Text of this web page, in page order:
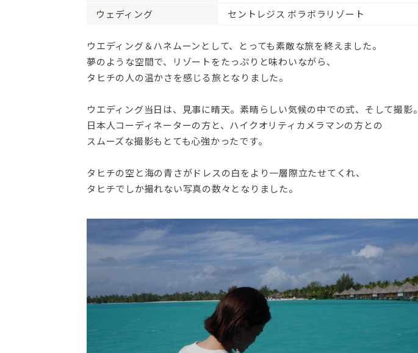
ウェディング セントレジス ボラボラリゾート
ウエディング＆ハネムーンとして、とっても素敵な旅を終えました。
夢のような空間で、リゾートをたっぷりと味わいながら、
タヒチの人の温かさを感じる旅となりました。
ウエディング当日は、見事に晴天。素晴らしい気候の中での式、そして撮影。
日本人コーディネーターの方と、ハイクオリティカメラマンの方との
スムーズな撮影もとても心強かったです。
タヒチの空と海の青さがドレスの白をより一層際立たせてくれ、
タヒチでしか撮れない写真の数々となりました。